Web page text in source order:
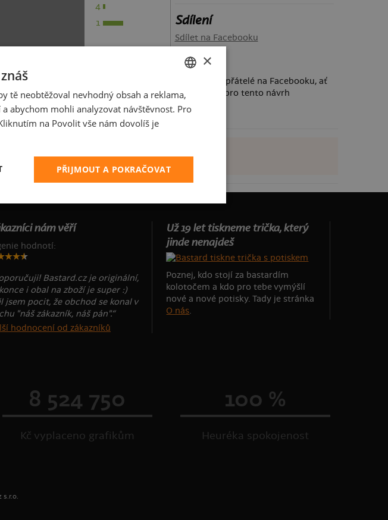
4
1
Sdílení
Sdílet na Facebooku
Požádej své přátelé na Facebooku, ať
taky hlasují pro tento návrh
nám věří
hodnotí:
Bastard.cz je originální,
i obal na zboží je super :)
jsem pocit, že obchod se konal v
"náš zákazník, náš pán".“
hodnocení od zákazníků
Už 19 let tiskneme trička, který
jinde nenajdeš
Poznej, kdo stojí za bastardím
kolotočem a kdo pro tebe vymýšlí
nové a nové potisky. Tady je stránka
O nás.
8 524 750
Kč vyplaceno grafikům
100 %
Heuréka spokojenost
s.r.o.
CZECH
SLOVAK
×
tě neobtěžoval nevhodný obsah a reklama,
abychom mohli analyzovat návštěvnost. Pro
na Povolit vše nám dovolíš je
PŘIJMOUT A POKRAČOVAT